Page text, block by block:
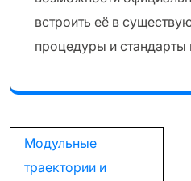
встроить её в
процедуры и стандарты
Навигация
по
Модульные
траектории и